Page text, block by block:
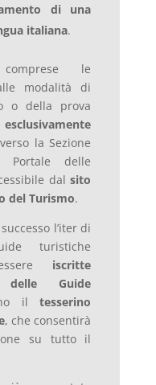
di una
italiana.
le
modalità di
o della prova
esclusivamente
la Sezione
Portale delle
dalsito
del Turismo.
l’iter di
turistiche
iscritte
delle Guide
iltesserino
, che consentirà
su tutto il